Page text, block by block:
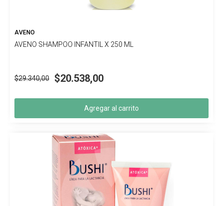
AVENO
AVENO SHAMPOO INFANTIL X 250 ML
$29.340,00 $20.538,00
Agregar al carrito